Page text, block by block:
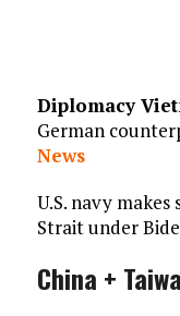
Diplomacy
German
News
U.S. navy
Strait under
China +